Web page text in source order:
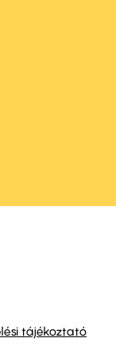
tájékoztató